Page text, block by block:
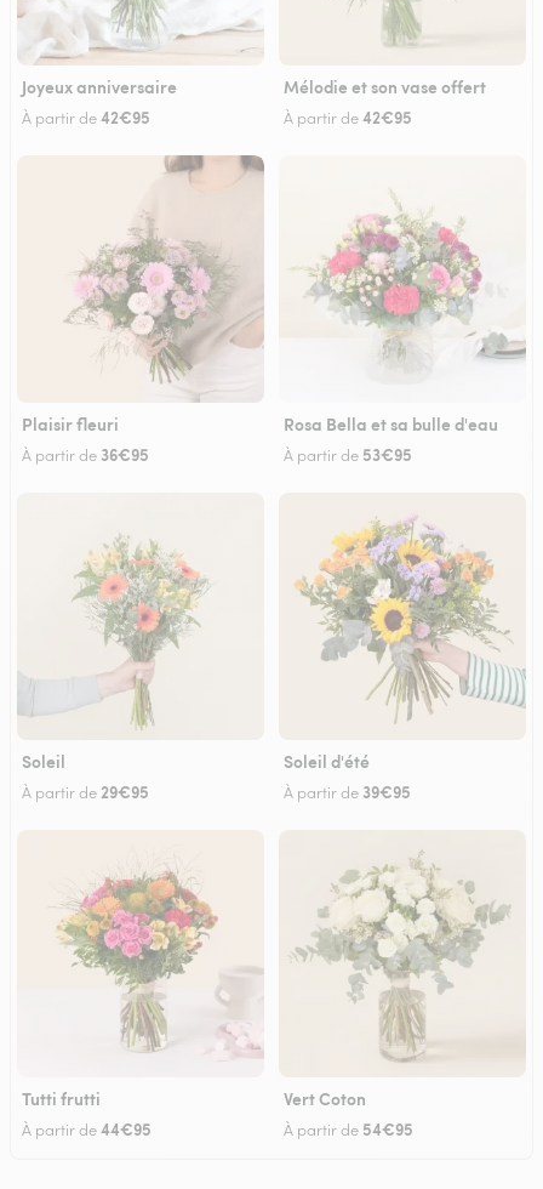
Joyeux anniversaire
À partir de42€95
Mélodie et son vase offert
À partir de42€95
Plaisir fleuri
À partir de 36€95
Rosa Bella et sa bulle d'eau
À partir de 53€95
Soleil
À partir de 29€95
Soleil d'été
À partir de 39€95
Tutti frutti
À partir de44€95
Vert Coton
À partir de 54€95